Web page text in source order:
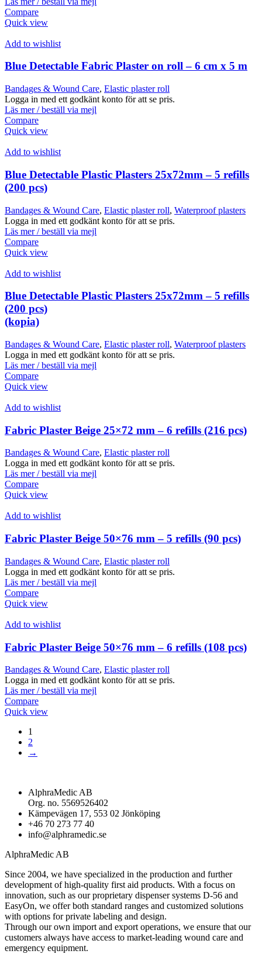
Compare
Quick view
Add to wishlist
Blue Detectable Fabric Plaster on roll – 6 cm x 5 m
Bandages & Wound Care, Elastic plaster roll
Logga in med ett godkänt konto för att se pris.
Läs mer / beställ via mejl
Compare
Quick view
Add to wishlist
Blue Detectable Plastic Plasters 25x72mm – 5 refills
(200 pcs)
Bandages & Wound Care, Elastic plaster roll, Waterproof plasters
Logga in med ett godkänt konto för att se pris.
Läs mer / beställ via mejl
Compare
Quick view
Add to wishlist
Blue Detectable Plastic Plasters 25x72mm – 5 refills
(200 pcs)
(kopia)
Bandages & Wound Care, Elastic plaster roll, Waterproof plasters
Logga in med ett godkänt konto för att se pris.
Läs mer / beställ via mejl
Compare
Quick view
Add to wishlist
Fabric Plaster Beige 25×72 mm – 6 refills (216 pcs)
Bandages & Wound Care, Elastic plaster roll
Logga in med ett godkänt konto för att se pris.
Läs mer / beställ via mejl
Compare
Quick view
Add to wishlist
Fabric Plaster Beige 50×76 mm – 5 refills (90 pcs)
Bandages & Wound Care, Elastic plaster roll
Logga in med ett godkänt konto för att se pris.
Läs mer / beställ via mejl
Compare
Quick view
Add to wishlist
Fabric Plaster Beige 50×76 mm – 6 refills (108 pcs)
Bandages & Wound Care, Elastic plaster roll
Logga in med ett godkänt konto för att se pris.
Läs mer / beställ via mejl
Compare
Quick view
1
2
→
AlphraMedic AB
Org. no. 5569526402
Kämpevägen 17, 553 02 Jönköping
+46 70 273 77 40
info@alphramedic.se
AlphraMedic AB
Since 2004, we have specialized in the production and further
development of high-quality first aid products. With a focus on
innovation, such as our proprietary dispenser systems D-56 and
EasyOn, we offer both standard ranges and customized solutions
with options for private labeling and design.
Through our own import and export operations, we ensure that our
customers always have access to market-leading wound care and
emergency equipment.